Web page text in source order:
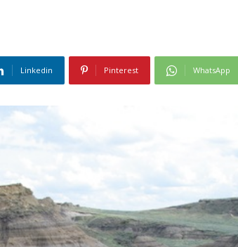
Linkedin Pinterest WhatsApp